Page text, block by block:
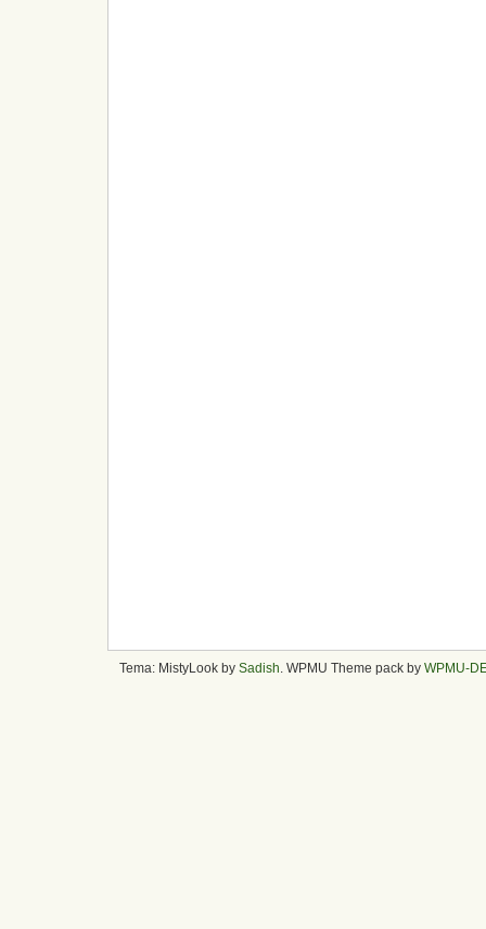
Tema: MistyLook by Sadish . WPMU Theme pack by WPMU-